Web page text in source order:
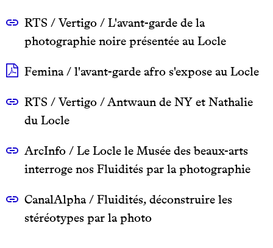
RTS / Vertigo / L'avant-garde de la
photographie noire présentée au Locle
Femina / l'avant-garde afro s'expose au Locle
RTS / Vertigo / Antwaun de NY et Nathalie
du Locle
ArcInfo / Le Locle le Musée des beaux-arts
interroge nos Fluidités par la photographie
CanalAlpha / Fluidités, déconstruire les
stéréotypes par la photo